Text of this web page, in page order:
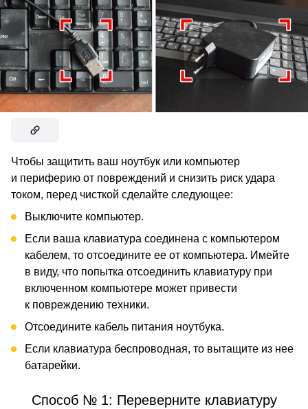
Чтобы защитить ваш ноутбук или компьютер
и периферию от повреждений и снизить риск удара
током, перед чисткой сделайте следующее:
Выключите компьютер.
Если ваша клавиатура соединена с компьютером
кабелем, то отсоедините ее от компьютера. Имейте
в виду, что попытка отсоединить клавиатуру при
включенном компьютере может привести
к повреждению техники.
Отсоедините кабель питания ноутбука.
Если клавиатура беспроводная, то вытащите из нее
батарейки.
Способ № 1: Переверните клавиатуру